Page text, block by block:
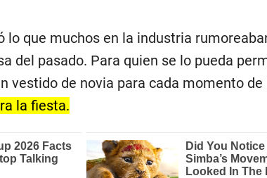
lo que muchos en la industria
del pasado. Para quien se lo pueda
vestido de novia para cada momento de
la fiesta.